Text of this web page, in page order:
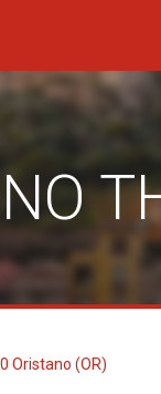
Oristano (OR)